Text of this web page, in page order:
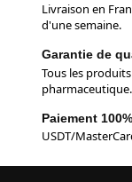
Livraison en
d'une semaine.
Garantie de
Tous les
pharmaceutique.
Paiement
USDT/